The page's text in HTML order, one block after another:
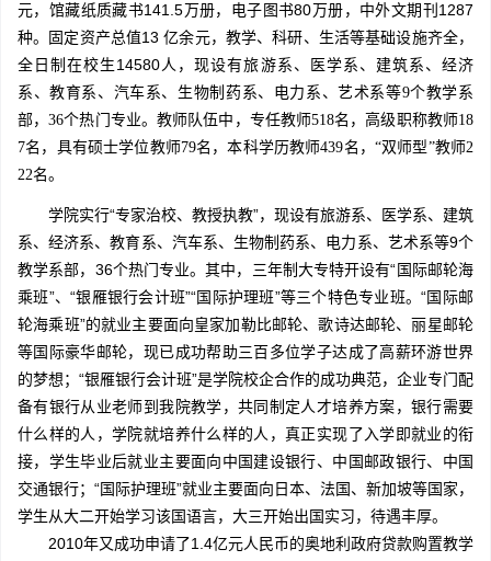
元，馆藏纸质藏书141.5万册，电子图书80万册，中外文期刊1287
种。固定资产总值13 亿余元，教学、科研、生活等基础设施齐全，
全日制在校生14580人，现设有旅游系、医学系、建筑系、经济
系、教育系、汽车系、生物制药系、电力系、艺术系等9个教学系
部，36个热门专业。 教师队伍中，专任教师518名，高级职称教师18
7名，具有硕士学位教师79名，本科学历教师439名，“双师型”教师2
22名。
学院实行“专家治校、教授执教”，现设有旅游系、医学系、建筑
系、经济系、教育系、汽车系、生物制药系、电力系、艺术系等9个
教学系部，36个热门专业。其中，三年制大专特开设有“国际邮轮海
乘班”、“银雁银行会计班”“国际护理班”等三个特色专业班。“国际邮
轮海乘班”的就业主要面向皇家加勒比邮轮、歌诗达邮轮、丽星邮轮
等国际豪华邮轮，现已成功帮助三百多位学子达成了高薪环游世界
的梦想；“银雁银行会计班”是学院校企合作的成功典范，企业专门配
备有银行从业老师到我院教学，共同制定人才培养方案，银行需要
什么样的人，学院就培养什么样的人，真正实现了入学即就业的衔
接，学生毕业后就业主要面向中国建设银行、中国邮政银行、中国
交通银行；“国际护理班”就业主要面向日本、法国、新加坡等国家，
学生从大二开始学习该国语言，大三开始出国实习，待遇丰厚。
2010年又成功申请了1.4亿元人民币的奥地利政府贷款购置教学